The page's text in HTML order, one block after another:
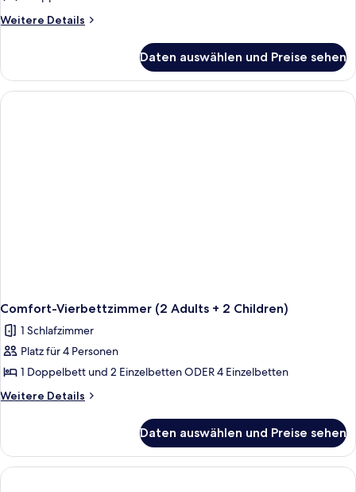
Weitere Details
Weitere
Dreibettzimmer
(3
Adults)
Daten auswählen und Preise sehen
Comfort-Vierbettzimmer (2 Adults + 2 Children)
1 Schlafzimmer
Platz für 4 Personen
1 Doppelbett und 2 Einzelbetten ODER 4 Einzelbetten
Weitere Details
Weitere
Vierbettzimmer
(2
Adults
Daten auswählen und Preise sehen